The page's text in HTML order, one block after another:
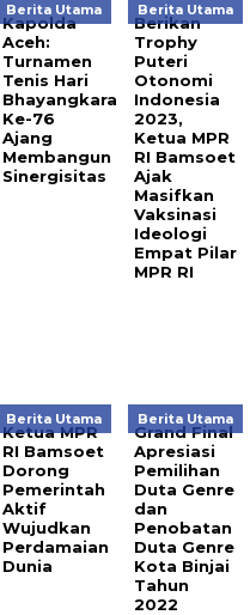
Berita Utama
Kapolda
Aceh:
Turnamen
Tenis Hari
Bhayangkara
Ke-76
Ajang
Membangun
Sinergisitas
Berita Utama
Berikan
Trophy
Puteri
Otonomi
Indonesia
2023,
Ketua MPR
RI Bamsoet
Ajak
Masifkan
Vaksinasi
Ideologi
Empat Pilar
MPR RI
Berita Utama
Ketua MPR
RI Bamsoet
Dorong
Pemerintah
Aktif
Wujudkan
Perdamaian
Dunia
Berita Utama
Grand Final
Apresiasi
Pemilihan
Duta Genre
dan
Penobatan
Duta Genre
Kota Binjai
Tahun
2022